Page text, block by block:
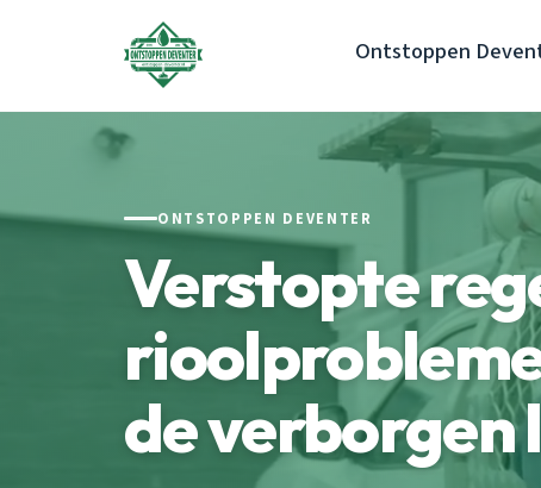
Ontstoppen
ONTSTOPPEN DEVENTER
Verstopte
de verborgen